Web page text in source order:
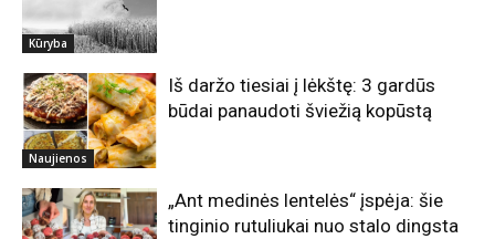
Kūryba
Naujienos
Iš daržo tiesiai į lėkštę: 3 gardūs
būdai panaudoti šviežią kopūstą
„Ant medinės lentelės“ įspėja: šie
tinginio rutuliukai nuo stalo dingsta